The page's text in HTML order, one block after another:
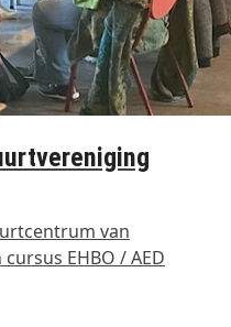
van
EHBO / AED